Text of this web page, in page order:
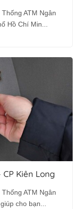
ATM Ngân
Hồ Chí Min...
Kiên Long
ATM Ngân
cho bạn...